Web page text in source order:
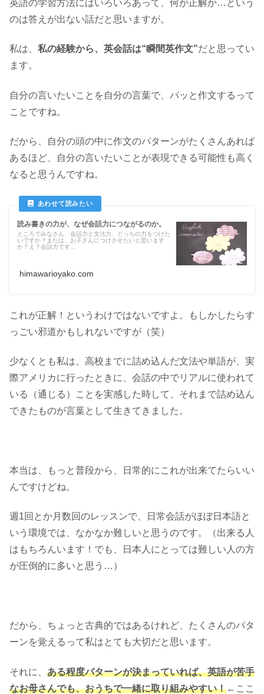
英語の学習方法にはいろいろあって、何が正解か…という
のは答えが出ない話だと思いますが。
私は、 私の経験から、英会話は“瞬間英作文”だと思ってい
ます。
自分の言いたいことを自分の言葉で、パッと作文するって
ことですね。
だから、自分の頭の中に作文のパターンがたくさんあれば
あるほど、自分の言いたいことが表現できる可能性も高く
なると思うんですね。
読み書きの力が、なぜ会話力につながるのか。
ところでみなさん、会話力と文法力、どっちの力をつけた
いですか？または、お子さんにつけさせたいと思います
か？え？会話力です...
himawarioyako.com
これが正解！というわけではないですよ。もしかしたらす
っごい邪道かもしれないですが（笑）
少なくとも私は、高校までに詰め込んだ文法や単語が、実
際アメリカに行ったときに、会話の中でリアルに使われて
いる（通じる）ことを実感した時して、それまで詰め込ん
できたものが言葉として生きてきました。
本当は、もっと普段から、日常的にこれが出来てたらいい
んですけどね。
週1回とか月数回のレッスンで、日常会話がほぼ日本語と
いう環境では、なかなか難しいと思うのです。（出来る人
はもちろんいます！でも、日本人にとっては難しい人の方
が圧倒的に多いと思う…）
だから、ちょっと古典的ではあるけれど、たくさんのパタ
ーンを覚えるって私はとても大切だと思います。
それに、 ある程度パターンが決まっていれば、英語が苦手
なお母さんでも、おうちで一緒に取り組みやすい！←ここ